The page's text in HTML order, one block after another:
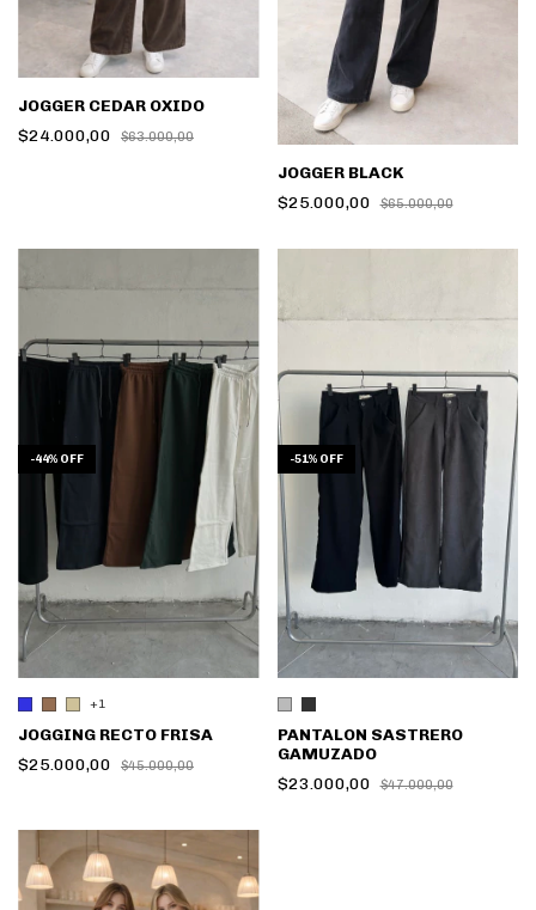
JOGGER CEDAR OXIDO
$24.000,00
$63.000,00
JOGGER BLACK
$25.000,00
$65.000,00
-44% OFF
+1
JOGGING RECTO FRISA
$25.000,00
$45.000,00
-51% OFF
PANTALON SASTRERO
GAMUZADO
$23.000,00
$47.000,00